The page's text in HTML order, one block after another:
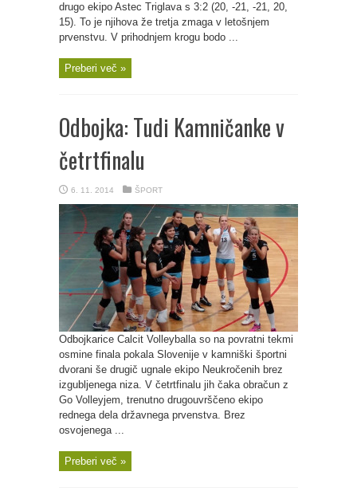
drugo ekipo Astec Triglava s 3:2 (20, -21, -21, 20,
15). To je njihova že tretja zmaga v letošnjem
prvenstvu. V prihodnjem krogu bodo ...
Preberi več »
Odbojka: Tudi Kamničanke v
četrtfinalu
6. 11. 2014 ŠPORT
Odbojkarice Calcit Volleyballa so na povratni tekmi
osmine finala pokala Slovenije v kamniški športni
dvorani še drugič ugnale ekipo Neukročenih brez
izgubljenega niza. V četrtfinalu jih čaka obračun z
Go Volleyjem, trenutno drugouvrščeno ekipo
rednega dela državnega prvenstva. Brez
osvojenega ...
Preberi več »